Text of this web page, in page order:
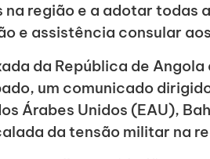
na região e a adotar todas
e assistência consular
da República de Angola
um comunicado
Árabes Unidos (EAU),
da tensão militar na